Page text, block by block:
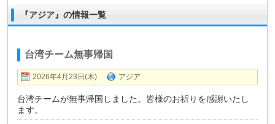
『アジア』の情報一覧
台湾チーム無事帰国
2026年4月23日(木) アジア
台湾チームが無事帰国しました。皆様のお祈りを感謝いたし
ます。